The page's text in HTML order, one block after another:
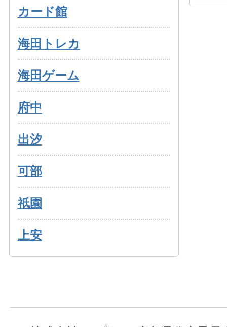
カード館
海田トレカ
海田ゲーム
府中
出汐
可部
祇園
上安